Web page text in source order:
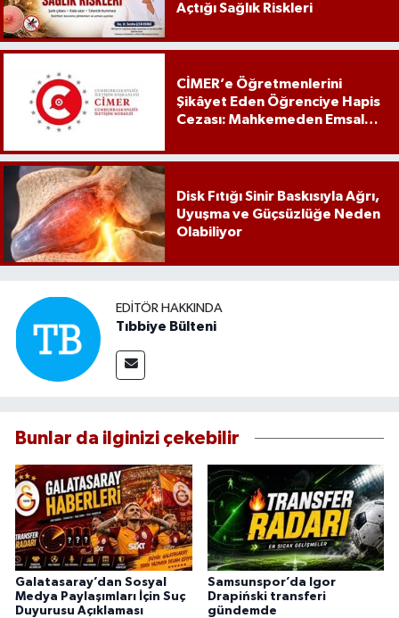
Açtığı Sağlık Riskleri
CİMER’e Öğretmenlerini
Şikâyet Eden Öğrenciye Hapis
Cezası: Mahkemeden Emsal
Disk Fıtığı Sinir Baskısıyla Ağrı,
Uyuşma ve Güçsüzlüğe Neden
Olabiliyor
EDITÖR HAKKINDA
Tıbbiye Bülteni
Bunlar da ilginizi çekebilir
Galatasaray’dan Sosyal
Medya Paylaşımları İçin Suç
Duyurusu Açıklaması
Samsunspor’da Igor
Drapiński transferi
gündemde